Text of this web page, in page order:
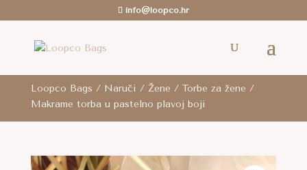
info@loopco.hr
Loopco Bags / Naruči / Žene / Torbe za žene /
Makrame torba u pastelno plavoj boji
ROK ZA SLANJE: 6-12 radnih dana.. /
eura i za cijelu EU za narudžbe iznad 100 eura.